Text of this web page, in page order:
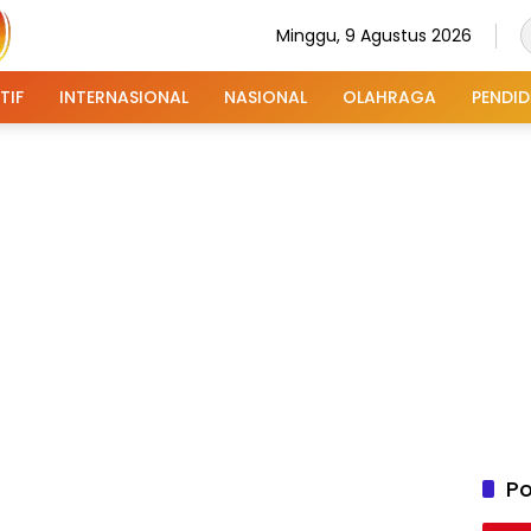
Minggu, 9 Agustus 2026
INTERNASIONAL NASIONAL OLAHRAGA